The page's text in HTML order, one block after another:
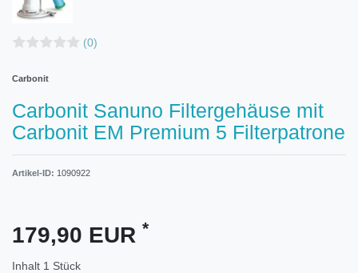
(0)
Carbonit
Carbonit Sanuno Filtergehäuse mit
Carbonit EM Premium 5 Filterpatrone
Artikel-ID: 1090922
179,90 EUR *
Inhalt 1 Stück